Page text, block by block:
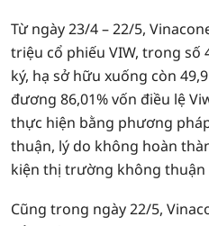
Từ ngày 23/4 – 22/5,
triệu cổ phiếu VIW, trong số
ký, hạ sở hữu xuống còn
đương 86,01% vốn điều lệ
thực hiện bằng phương
thuận, lý do không hoàn
kiện thị trường không thuận
Cũng trong ngày 22/5,